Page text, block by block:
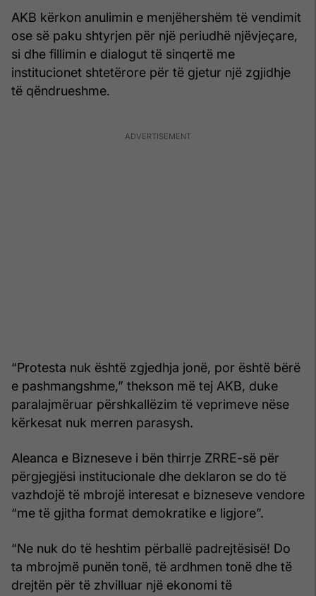
AKB kërkon anulimin e menjëhershëm të vendimit
ose së paku shtyrjen për një periudhë njëvjeçare,
si dhe fillimin e dialogut të sinqertë me
institucionet shtetërore për të gjetur një zgjidhje
të qëndrueshme.
“Protesta nuk është zgjedhja jonë, por është bërë
e pashmangshme,” thekson më tej AKB, duke
paralajmëruar përshkallëzim të veprimeve nëse
kërkesat nuk merren parasysh.
Aleanca e Bizneseve i bën thirrje ZRRE-së për
përgjegjësi institucionale dhe deklaron se do të
vazhdojë të mbrojë interesat e bizneseve vendore
“me të gjitha format demokratike e ligjore”.
“Ne nuk do të heshtim përballë padrejtësisë! Do
ta mbrojmë punën tonë, të ardhmen tonë dhe të
drejtën për të zhvilluar një ekonomi të